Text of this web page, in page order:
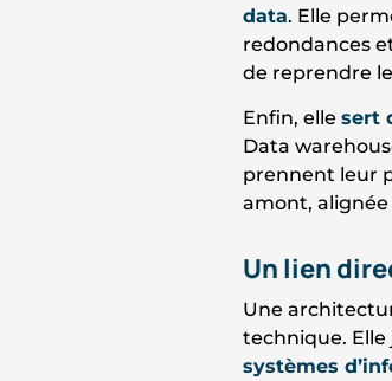
data. Elle
redondances
de reprendre
Enfin, elle sert
Data
prennent leur
amont, alignée
Un lien
Une
technique.
systèmes